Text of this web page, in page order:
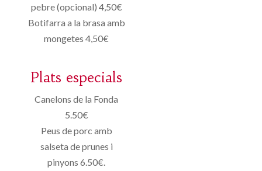
pebre (opcional) 4,50€
Botifarra a la brasa amb
mongetes 4,50€
Plats especials
Canelons de la Fonda
5.50€
Peus de porc amb
salseta de prunes i
pinyons 6.50€.